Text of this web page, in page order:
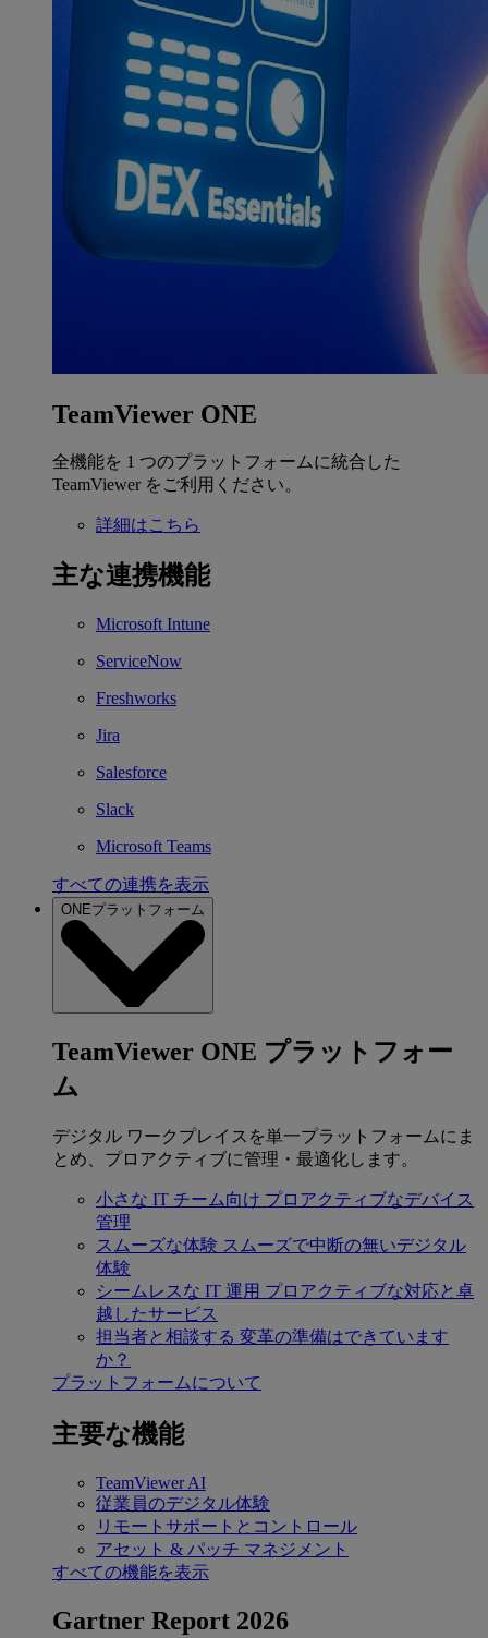
TeamViewer ONE
全機能を 1 つのプラットフォームに統合した
TeamViewer をご利用ください。
詳細はこちら
主な連携機能
Microsoft Intune
ServiceNow
Freshworks
Jira
Salesforce
Slack
Microsoft Teams
すべての連携を表示
ONEプラットフォーム
TeamViewer ONE プラットフォー
ム
デジタル ワークプレイスを単一プラットフォームにま
とめ、プロアクティブに管理・最適化します。
小さな IT チーム向け プロアクティブなデバイス
管理
スムーズな体験 スムーズで中断の無いデジタル
体験
シームレスな IT 運用 プロアクティブな対応と卓
越したサービス
担当者と相談する 変革の準備はできています
か？
プラットフォームについて
主要な機能
TeamViewer AI
従業員のデジタル体験
リモートサポートとコントロール
アセット & パッチ マネジメント
すべての機能を表示
Gartner Report 2026